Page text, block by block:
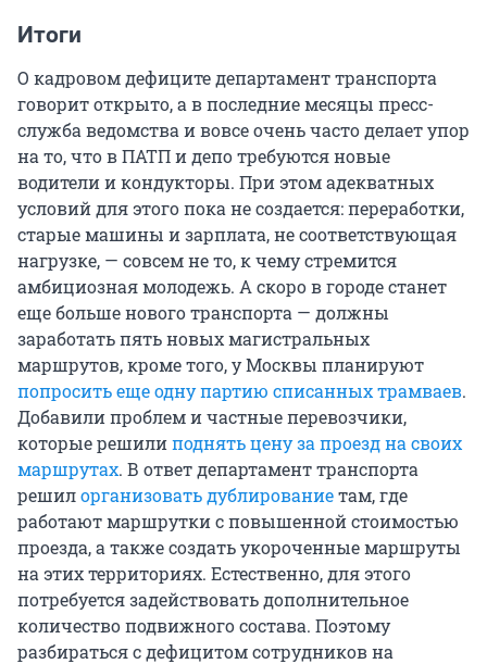
Итоги
О кадровом дефиците департамент транспорта
говорит открыто, а в последние месяцы пресс-
служба ведомства и вовсе очень часто делает упор
на то, что в ПАТП и депо требуются новые
водители и кондукторы. При этом адекватных
условий для этого пока не создается: переработки,
старые машины и зарплата, не соответствующая
нагрузке, — совсем не то, к чему стремится
амбициозная молодежь. А скоро в городе станет
еще больше нового транспорта — должны
заработать пять новых магистральных
маршрутов, кроме того, у Москвы планируют
попросить еще одну партию списанных трамваев.
Добавили проблем и частные перевозчики,
которые решилиподнять цену за проезд на своих
маршрутах. В ответ департамент транспорта
решилорганизовать дублированиетам, где
работают маршрутки с повышенной стоимостью
проезда, а также создать укороченные маршруты
на этих территориях. Естественно, для этого
потребуется задействовать дополнительное
количество подвижного состава. Поэтому
разбираться с дефицитом сотрудников на